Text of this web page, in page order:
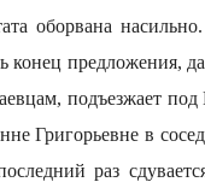
оборвана
конец предложения,
подъезжает
Григорьевне в
раз